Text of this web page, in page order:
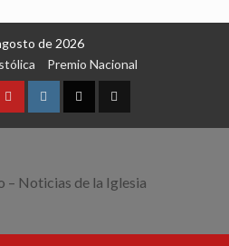
de 2026
Premio Nacional
YoutubeInstagram
X TikTok